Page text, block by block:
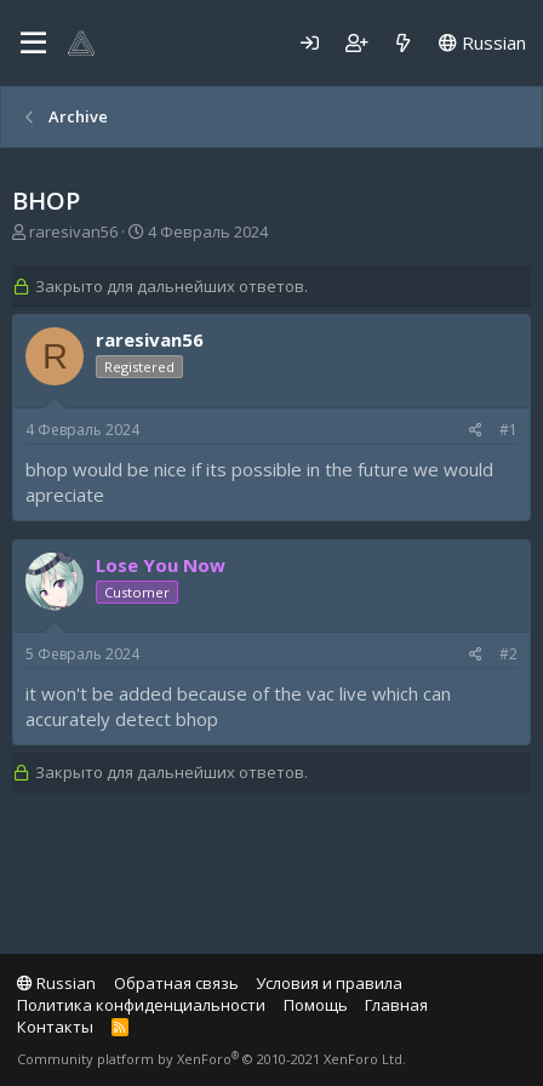
Russian
Archive
BHOP
А
о
р
т
м
raresivan56
Д
а
н
а
ч
а
4 Февраль 2024
Закрыто для дальнейших ответов.
R raresivan56
Registered
4 Февраль 2024 #1
bhop would be nice if its possible in the future we would
apreciate
Lose You Now
Customer
5 Февраль 2024 #2
it won't be added because of the vac live which can
accurately detect bhop
Закрыто для дальнейших ответов.
Russian Обратная связь
Условия и правила
Политика конфиденциальности
Помощь
Главная
Контакты
R
S
Community platform by XenForo® © 2010-2021 XenForo Ltd.